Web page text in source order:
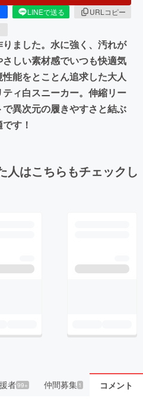
LINEで送る
URLコピー
ました。水に強く、汚れが
しい素材感でいつも快適気
能をとことん追求した大人
ィ白スニーカー。伸縮リー
異次元の履きやすさと結ぶ
す！
人はこちらもチェックし
者99+ 仲間募集 1 コメント